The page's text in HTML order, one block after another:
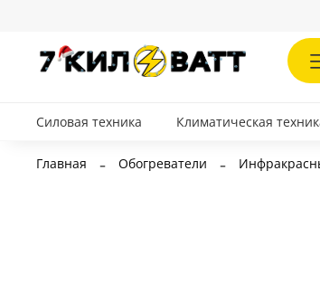
Силовая техника Климатическая
Главная Обогреватели